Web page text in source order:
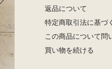
返品について
特定商取引法に基づ
この商品について問
買い物を続ける